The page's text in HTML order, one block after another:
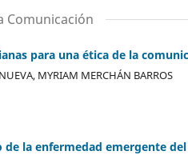
Comunicación
para una ética de la
MYRIAM MERCHÁN BARROS
la enfermedad emergente